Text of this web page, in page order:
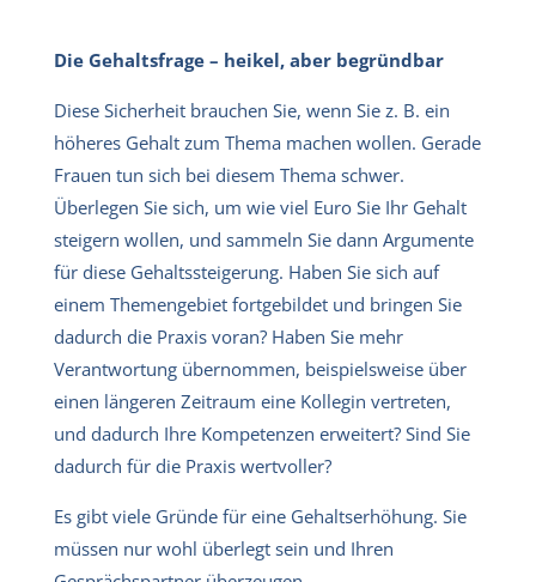
Die Gehaltsfrage – heikel, aber begründbar
Diese Sicherheit brauchen Sie, wenn Sie z. B. ein
höheres Gehalt zum Thema machen wollen. Gerade
Frauen tun sich bei diesem Thema schwer.
Überlegen Sie sich, um wie viel Euro Sie Ihr Gehalt
steigern wollen, und sammeln Sie dann Argumente
für diese Gehaltssteigerung. Haben Sie sich auf
einem Themengebiet fortgebildet und bringen Sie
dadurch die Praxis voran? Haben Sie mehr
Verantwortung übernommen, beispielsweise über
einen längeren Zeitraum eine Kollegin vertreten,
und dadurch Ihre Kompetenzen erweitert? Sind Sie
dadurch für die Praxis wertvoller?
Es gibt viele Gründe für eine Gehaltserhöhung. Sie
müssen nur wohl überlegt sein und Ihren